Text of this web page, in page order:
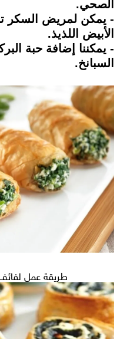
الصحي.
- يمكن لمريض السكر
الأبيض اللذيذ.
- يمكننا إضافة حبة
السبانخ.
طريقة عمل